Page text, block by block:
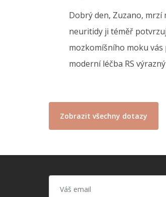
Dobrý den, Zuzano,
neuritidy ji téměř
mozkomíšního moku vás
moderní léčba RS
Zobrazit všechny dotazy